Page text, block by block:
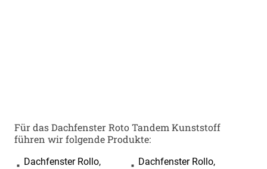
Für das Dachfenster Roto Tandem Kunststoff
führen wir folgende Produkte:
Dachfenster Rollo,
Dachfenster Rollo,